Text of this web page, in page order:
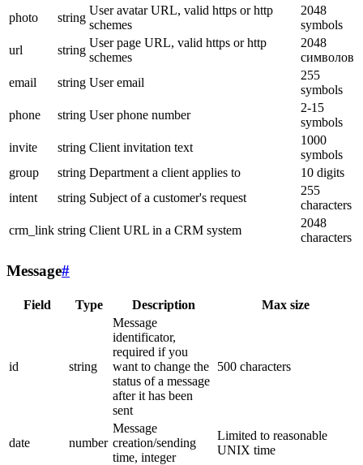
photo
string
User avatar URL, valid https or http
schemes
2048
symbols
url
string
User page URL, valid https or http
schemes
2048
символов
email
string User email
255
symbols
phone
string User phone number
2-15
symbols
invite
string Client invitation text
1000
symbols
group
string Department a client applies to
10 digits
intent
string Subject of a customer's request
255
characters
crm_link string Client URL in a CRM system
2048
characters
Message#
Field Type Description Max size
id string
Message
identificator,
required if you
want to change the
status of a message
after it has been
sent
500 characters
date number
Message
creation/sending
time, integer
Limited to reasonable
UNIX time